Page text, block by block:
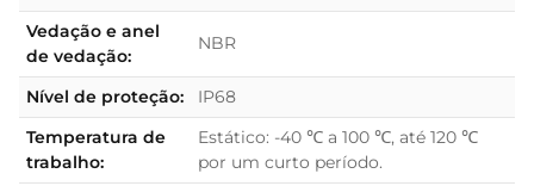
Vedação e anel
de vedação:
NBR
Nível de proteção:
IP68
Temperatura de
trabalho:
Estático: -40 ℃ a 100 ℃, até 120 ℃
por um curto período.